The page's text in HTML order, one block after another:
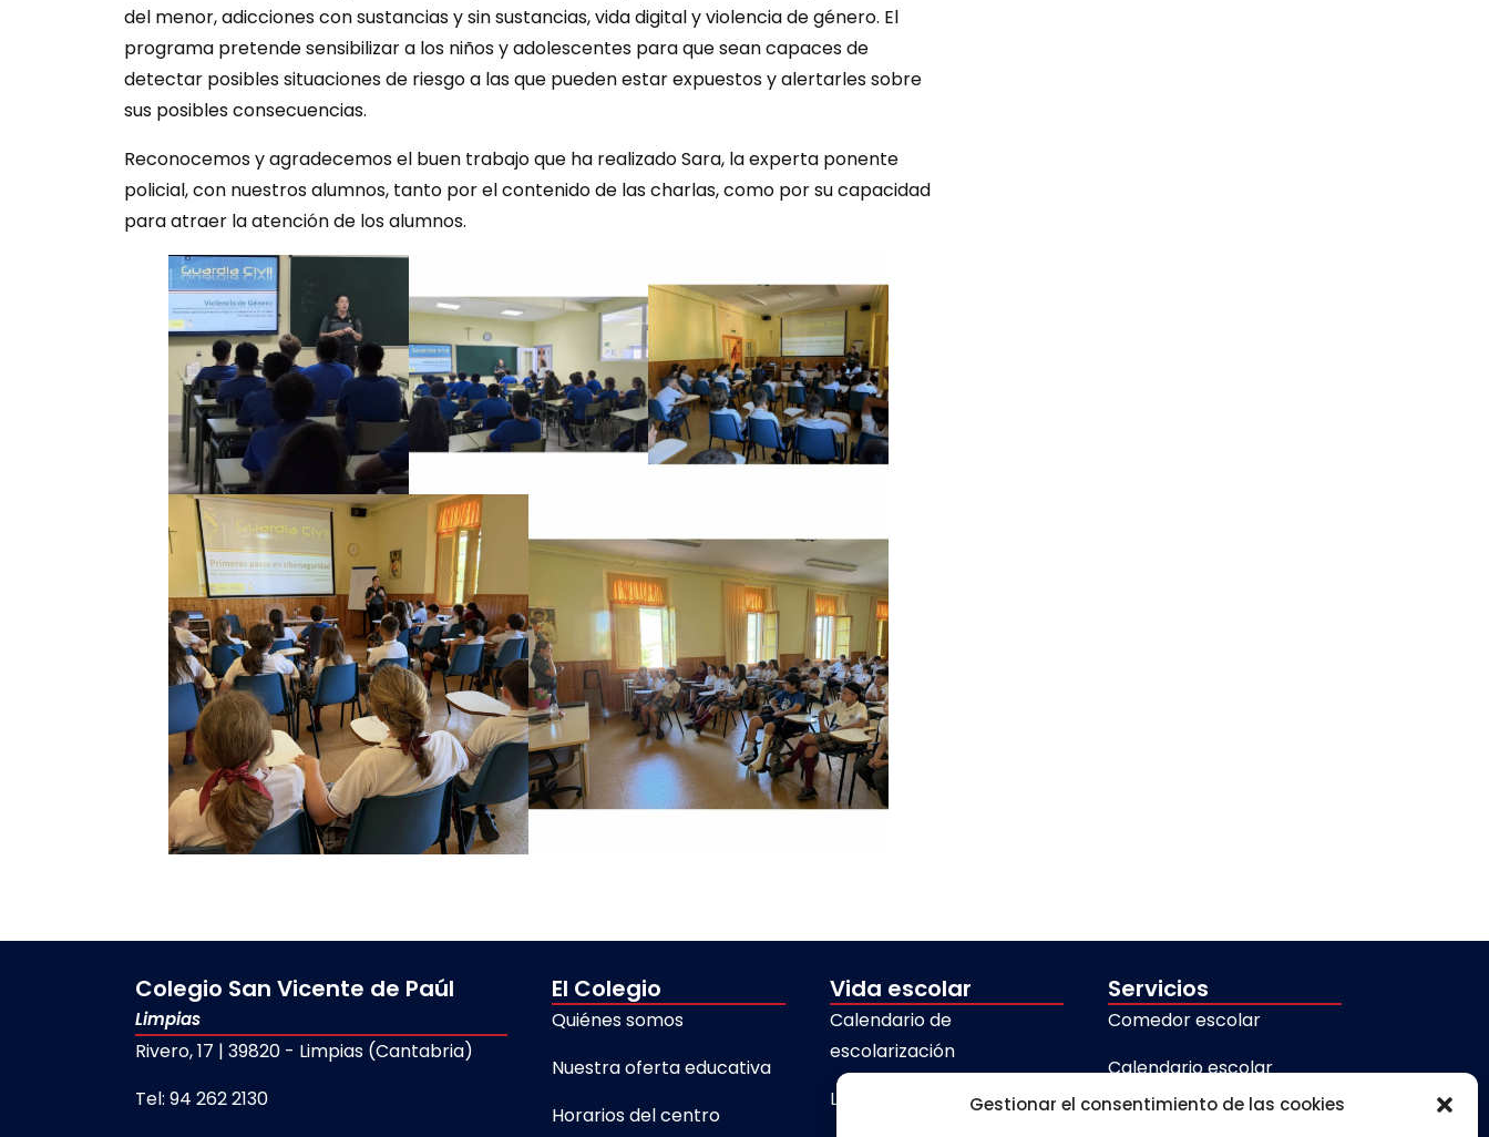
Gestionar el consentimiento de las cookies
del menor, adicciones con sustancias y sin sustancias, vida digital y violencia de género. El
programa pretende sensibilizar a los niños y adolescentes para que sean capaces de
detectar posibles situaciones de riesgo a las que pueden estar expuestos y alertarles sobre
sus posibles consecuencias.
Reconocemos y agradecemos el buen trabajo que ha realizado Sara, la experta ponente
policial, con nuestros alumnos, tanto por el contenido de las charlas, como por su capacidad
para atraer la atención de los alumnos.
Colegio San Vicente de Paúl
Limpias
Rivero, 17 | 39820 - Limpias (Cantabria)
Tel: 94 262 2130
El Colegio
Quiénes somos
Nuestra oferta educativa
Horarios del centro
Vida escolar
Calendario de
escolarización
Libros de texto
Servicios
Comedor escolar
Calendario escolar
Transporte escolar